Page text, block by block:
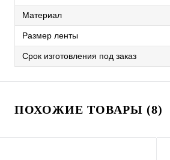
Материал
Размер ленты
Срок изготовления под заказ
ПОХОЖИЕ ТОВАРЫ (8)